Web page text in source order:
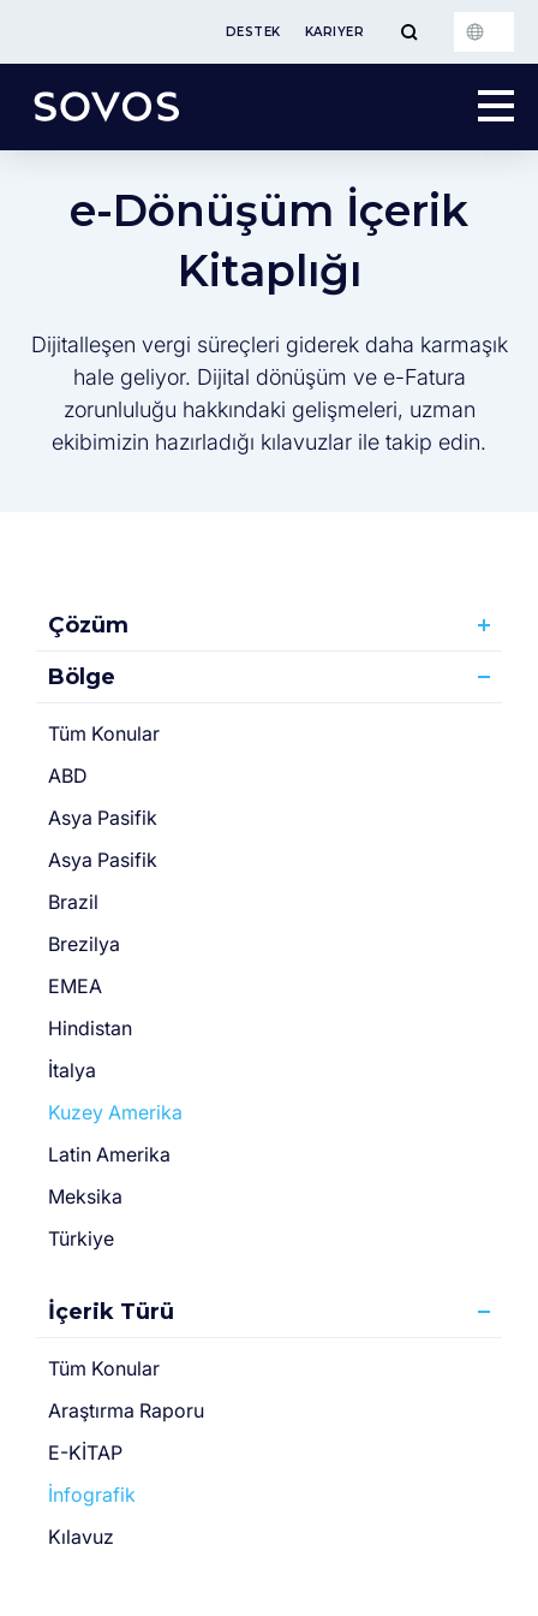
DESTEK KARIYER
e-Dönüşüm İçerik
Kitaplığı
Dijitalleşen vergi süreçleri giderek daha karmaşık
hale geliyor. Dijital dönüşüm ve e-Fatura
zorunluluğu hakkındaki gelişmeleri, uzman
ekibimizin hazırladığı kılavuzlar ile takip edin.
Çözüm
Bölge
Tüm Konular
ABD
Asya Pasifik
Asya Pasifik
Brazil
Brezilya
EMEA
Hindistan
İtalya
Kuzey Amerika
Latin Amerika
Meksika
Türkiye
İçerik Türü
Tüm Konular
Araştırma Raporu
E-KİTAP
İnfografik
Kılavuz